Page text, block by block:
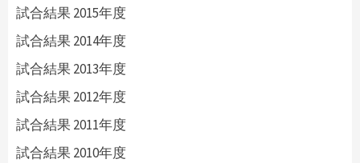
試合結果 2015年度
試合結果 2014年度
試合結果 2013年度
試合結果 2012年度
試合結果 2011年度
試合結果 2010年度